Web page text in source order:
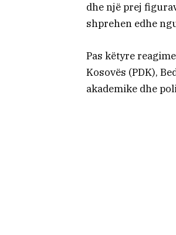
dhe një prej
shprehen edhe
Pas këtyre
Kosovës (PDK),
akademike dhe